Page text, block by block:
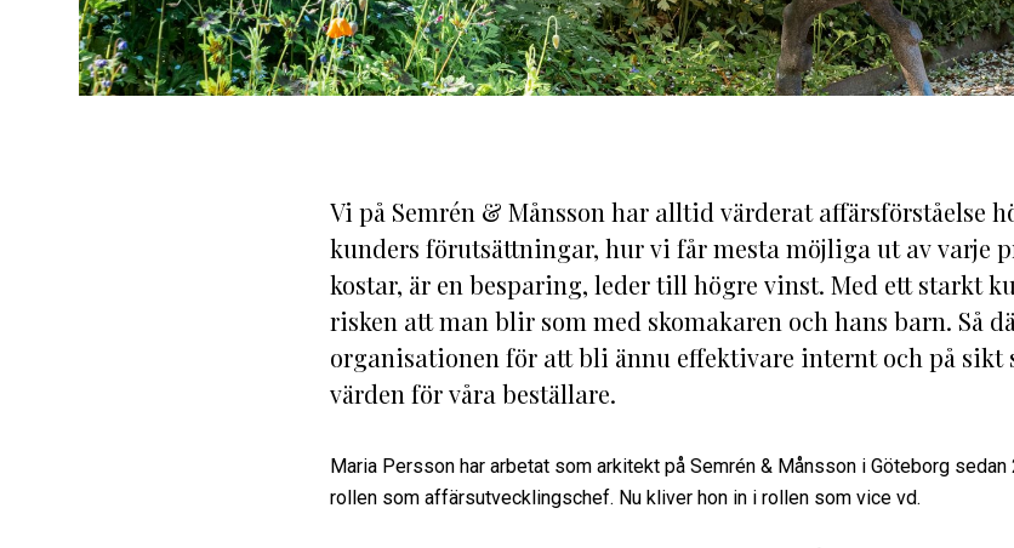
Vi på Semrén & Månsson har alltid värderat affärsförståelse
kunders förutsättningar, hur vi får mesta möjliga ut av varje
kostar, är en besparing, leder till högre vinst. Med ett starkt
risken att man blir som med skomakaren och hans barn. Så
organisationen för att bli ännu effektivare internt och på sikt
värden för våra beställare.
Maria Persson har arbetat som arkitekt på Semrén & Månsson i Göteborg
rollen som affärsutvecklingschef. Nu kliver hon in i rollen som vice vd.